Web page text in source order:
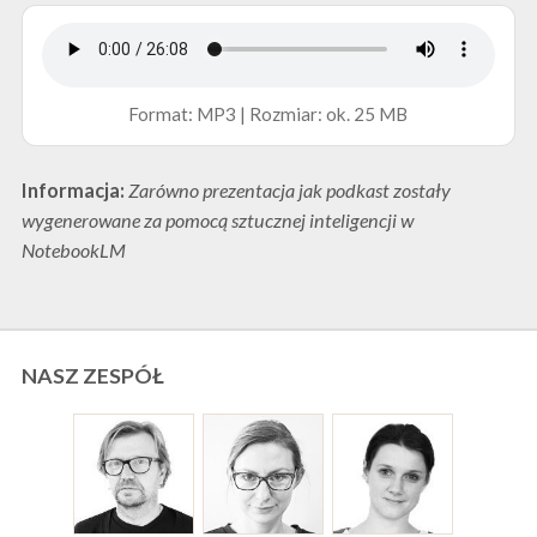
Format: MP3 | Rozmiar: ok. 25 MB
Informacja: Zarówno prezentacja jak podkast zostały
wygenerowane za pomocą sztucznej inteligencji w
NotebookLM
NASZ ZESPÓŁ